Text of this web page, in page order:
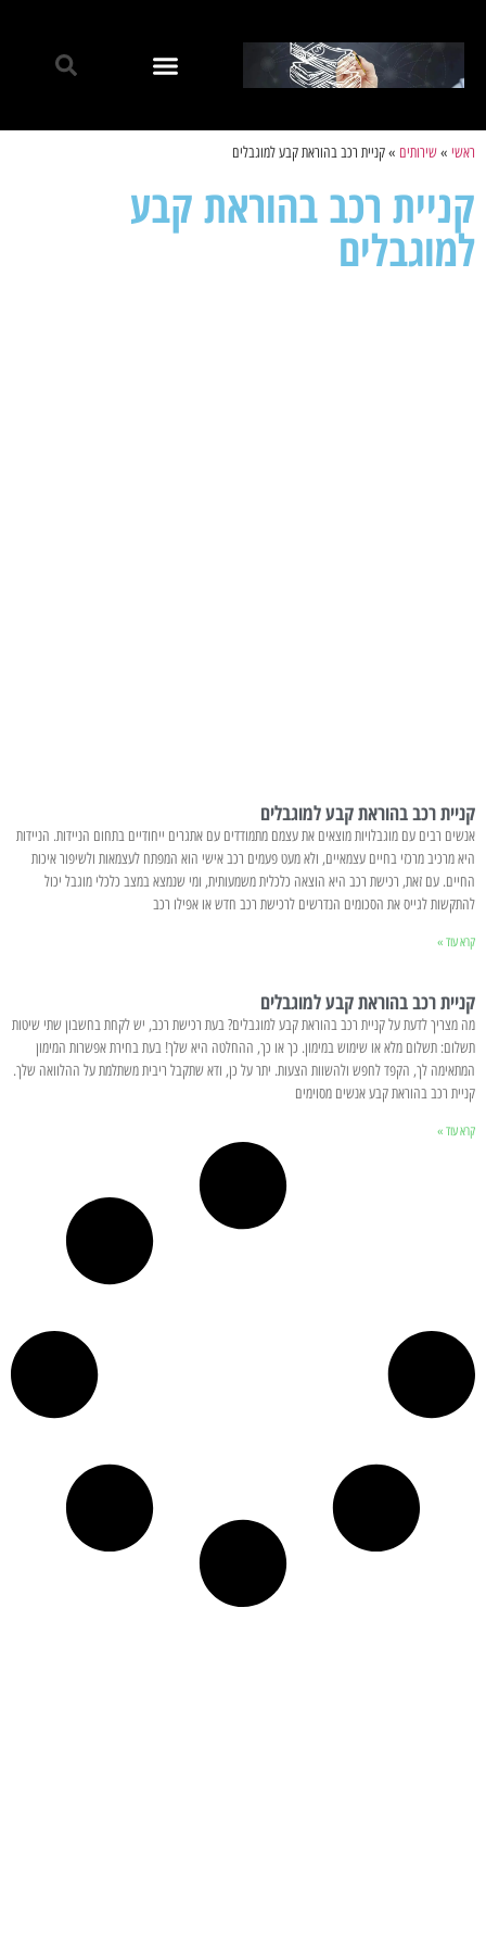
ראשי »שירותים »קניית רכב בהוראת קבע למוגבלים
קניית רכב בהוראת קבע
למוגבלים
קניית רכב בהוראת קבע למוגבלים
אנשים רבים עם מוגבלויות מוצאים את עצמם מתמודדים עם אתגרים ייחודיים בתחום הניידות. הניידות
היא מרכיב מרכזי בחיים עצמאיים, ולא מעט פעמים רכב אישי הוא המפתח לעצמאות ולשיפור איכות
החיים. עם זאת, רכישת רכב היא הוצאה כלכלית משמעותית, ומי שנמצא במצב כלכלי מוגבל יכול
להתקשות לגייס את הסכומים הנדרשים לרכישת רכב חדש או אפילו רכב
קרא עוד »
קניית רכב בהוראת קבע למוגבלים
מה מצריך לדעת על קניית רכב בהוראת קבע למוגבלים? בעת רכישת רכב, יש לקחת בחשבון שתי שיטות
תשלום: תשלום מלא או שימוש במימון. כך או כך, ההחלטה היא שלך! בעת בחירת אפשרות המימון
המתאימה לך, הקפד לחפש ולהשוות הצעות. יתר על כן, ודא שתקבל ריבית משתלמת על ההלוואה שלך.
קניית רכב בהוראת קבע אנשים מסוימים
קרא עוד »